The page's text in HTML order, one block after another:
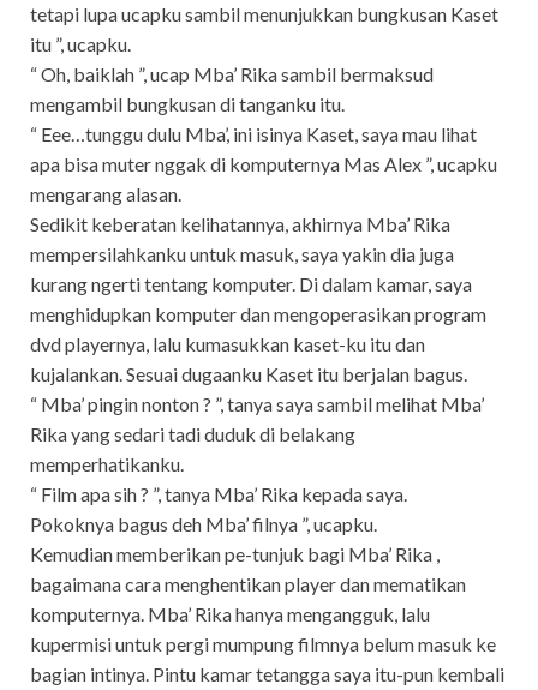
tetapi lupa ucapku sambil menunjukkan bungkusan Kaset
itu ”, ucapku.
“ Oh, baiklah ”, ucap Mba’ Rika sambil bermaksud
mengambil bungkusan di tanganku itu.
“ Eee…tunggu dulu Mba’, ini isinya Kaset, saya mau lihat
apa bisa muter nggak di komputernya Mas Alex ”, ucapku
mengarang alasan.
Sedikit keberatan kelihatannya, akhirnya Mba’ Rika
mempersilahkanku untuk masuk, saya yakin dia juga
kurang ngerti tentang komputer. Di dalam kamar, saya
menghidupkan komputer dan mengoperasikan program
dvd playernya, lalu kumasukkan kaset-ku itu dan
kujalankan. Sesuai dugaanku Kaset itu berjalan bagus.
“ Mba’ pingin nonton ? ”, tanya saya sambil melihat Mba’
Rika yang sedari tadi duduk di belakang
memperhatikanku.
“ Film apa sih ? ”, tanya Mba’ Rika kepada saya.
Pokoknya bagus deh Mba’ filnya ”, ucapku.
Kemudian memberikan pe-tunjuk bagi Mba’ Rika ,
bagaimana cara menghentikan player dan mematikan
komputernya. Mba’ Rika hanya mengangguk, lalu
kupermisi untuk pergi mumpung filmnya belum masuk ke
bagian intinya. Pintu kamar tetangga saya itu-pun kembali